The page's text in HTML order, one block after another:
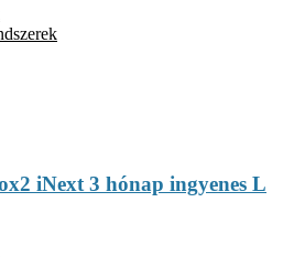
iNext 3 hónap ingyenes L